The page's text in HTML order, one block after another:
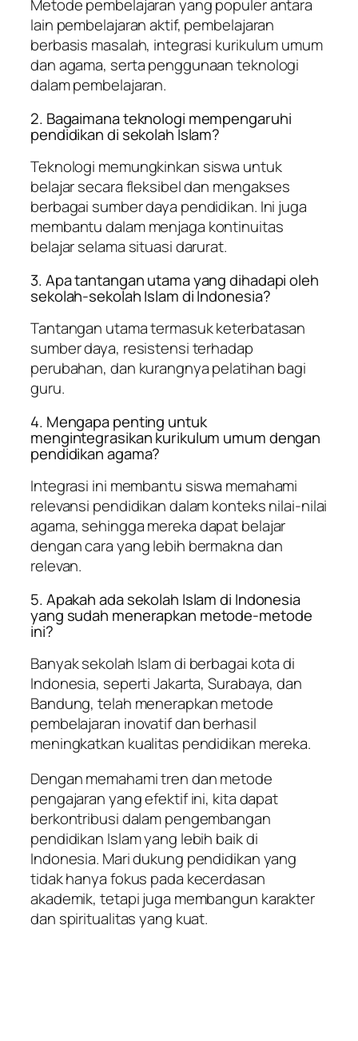
Metode pembelajaran yang populer antara
lain pembelajaran aktif, pembelajaran
berbasis masalah, integrasi kurikulum umum
dan agama, serta penggunaan teknologi
dalam pembelajaran.
2. Bagaimana teknologi mempengaruhi
pendidikan di sekolah Islam?
Teknologi memungkinkan siswa untuk
belajar secara fleksibel dan mengakses
berbagai sumber daya pendidikan. Ini juga
membantu dalam menjaga kontinuitas
belajar selama situasi darurat.
3. Apa tantangan utama yang dihadapi oleh
sekolah-sekolah Islam di Indonesia?
Tantangan utama termasuk keterbatasan
sumber daya, resistensi terhadap
perubahan, dan kurangnya pelatihan bagi
guru.
4. Mengapa penting untuk
mengintegrasikan kurikulum umum dengan
pendidikan agama?
Integrasi ini membantu siswa memahami
relevansi pendidikan dalam konteks nilai-nilai
agama, sehingga mereka dapat belajar
dengan cara yang lebih bermakna dan
relevan.
5. Apakah ada sekolah Islam di Indonesia
yang sudah menerapkan metode-metode
ini?
Banyak sekolah Islam di berbagai kota di
Indonesia, seperti Jakarta, Surabaya, dan
Bandung, telah menerapkan metode
pembelajaran inovatif dan berhasil
meningkatkan kualitas pendidikan mereka.
Dengan memahami tren dan metode
pengajaran yang efektif ini, kita dapat
berkontribusi dalam pengembangan
pendidikan Islam yang lebih baik di
Indonesia. Mari dukung pendidikan yang
tidak hanya fokus pada kecerdasan
akademik, tetapi juga membangun karakter
dan spiritualitas yang kuat.